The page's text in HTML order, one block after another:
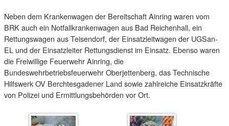
Neben dem Krankenwagen der Bereitschaft Ainring waren vom
BRK auch ein Notfallkrankenwagen aus Bad Reichenhall, ein
Rettungswagen aus Teisendorf, der Einsatzleitwagen der UGSan-
EL und der Einsatzleiter Rettungsdienst im Einsatz. Ebenso waren
die Freiwillige Feuerwehr Ainring, die
Bundeswehrbetriebsfeuerwehr Oberjettenberg, das Technische
Hilfswerk OV Berchtesgadener Land sowie zahlreiche Einsatzkräfte
von Polizei und Ermittlungsbehörden vor Ort.